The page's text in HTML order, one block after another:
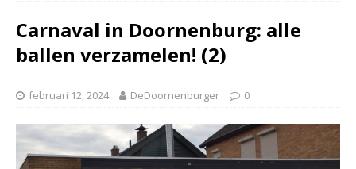
Carnaval in Doornenburg: alle
ballen verzamelen! (2)
februari 12, 2024 DeDoornenburger 0